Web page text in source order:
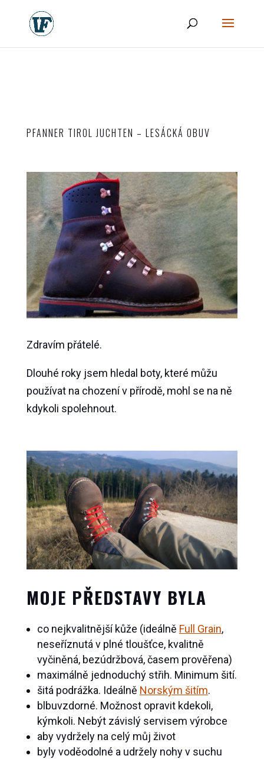
PFANNER TIROL JUCHTEN – LESÁCKÁ OBUV
Zdravím přátelé.
Dlouhé roky jsem hledal boty, které můžu
používat na chození v přírodě, mohl se na ně
kdykoli spolehnout.
MOJE PŘEDSTAVY BYLA
co nejkvalitnější kůže (ideálně Full Grain,
neseříznutá v plné tloušťce, kvalitně
vyčiněná, bezúdržbová, časem prověřena)
maximálně jednoduchý střih. Minimum šití.
šitá podrážka. Ideálně Norským šitím.
blbuvzdorné. Možnost opravit kdekoli,
kýmkoli. Nebýt závislý servisem výrobce
aby vydržely na celý můj život
byly voděodolné a udržely nohy v suchu